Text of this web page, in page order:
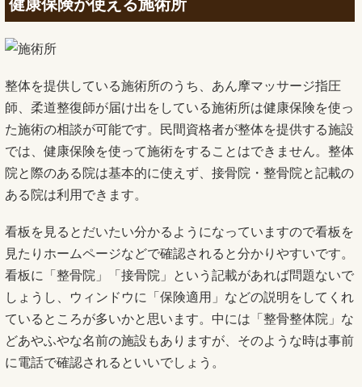
健康保険が使える施術所
整体を提供している施術所のうち、あん摩マッサージ指圧
師、柔道整復師が届け出をしている施術所は健康保険を使っ
た施術の相談が可能です。民間資格者が整体を提供する施設
では、健康保険を使って施術をすることはできません。整体
院と際のある院は基本的に使えず、接骨院・整骨院と記載の
ある院は利用できます。
看板を見るとだいたい分かるようになっていますので看板を
見たりホームページなどで確認されると分かりやすいです。
看板に「整骨院」「接骨院」という記載があれば問題ないで
しょうし、ウィンドウに「保険適用」などの説明をしてくれ
ているところが多いかと思います。中には「整骨整体院」な
どあやふやな名前の施設もありますが、そのような時は事前
に電話で確認されるといいでしょう。